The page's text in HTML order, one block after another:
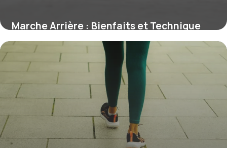
Marche Arrière : Bienfaits et Technique
2026